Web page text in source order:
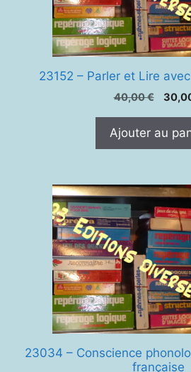
23152 – Parler et Lire
40,00€
Le
était :
Ajouter au
23034 – Conscience
française